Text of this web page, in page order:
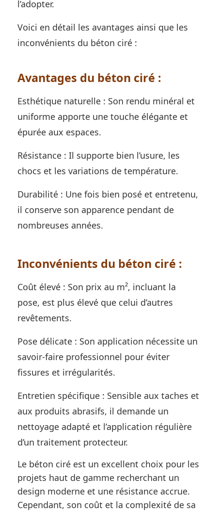
l’adopter.
Voici en détail les avantages ainsi que les
inconvénients du béton ciré :
Avantages du béton ciré :
Esthétique naturelle : Son rendu minéral et
uniforme apporte une touche élégante et
épurée aux espaces.
Résistance : Il supporte bien l’usure, les
chocs et les variations de température.
Durabilité : Une fois bien posé et entretenu,
il conserve son apparence pendant de
nombreuses années.
Inconvénients du béton ciré :
Coût élevé : Son prix au m², incluant la
pose, est plus élevé que celui d’autres
revêtements.
Pose délicate : Son application nécessite un
savoir-faire professionnel pour éviter
fissures et irrégularités.
Entretien spécifique : Sensible aux taches et
aux produits abrasifs, il demande un
nettoyage adapté et l’application régulière
d’un traitement protecteur.
Le béton ciré est un excellent choix pour les
projets haut de gamme recherchant un
design moderne et une résistance accrue.
Cependant, son coût et la complexité de sa